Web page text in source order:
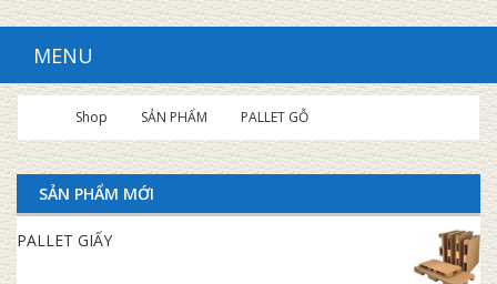
MENU
Shop SẢN PHẨM PALLET GỖ
SẢN PHẨM MỚI
PALLET GIẤY